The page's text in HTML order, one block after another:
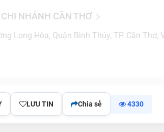
NHÁNH CẦN THƠ
Long Hòa, Quận Bình Thủy, TP. Cần Thơ,
LƯU TIN Chia sẻ 4330